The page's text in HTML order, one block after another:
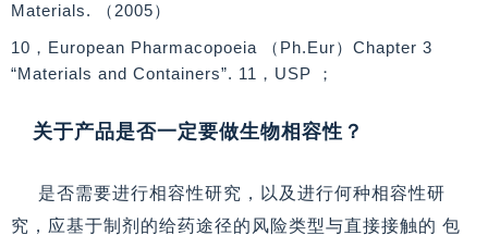
Materials. （2005）
10，European Pharmacopoeia （Ph.Eur）Chapter 3
“Materials and Containers”. 11，USP ；
关于产品是否一定要做生物相容性？
是否需要进行相容性研究，以及进行何种相容性研
究，应基于制剂的给药途径的风险类型与直接接触的 包